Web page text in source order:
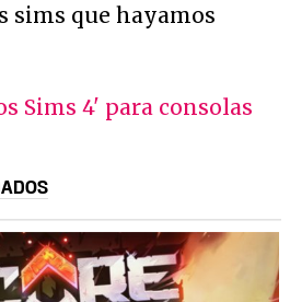
sims que hayamos
Sims 4' para consolas